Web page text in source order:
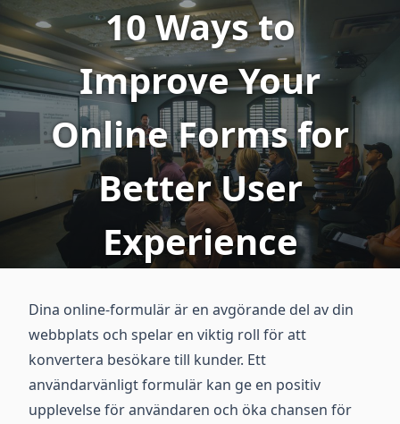
10 Ways to
Improve Your
Online Forms for
Better User
Experience
Dina online-formulär är en avgörande del av din
webbplats och spelar en viktig roll för att
konvertera besökare till kunder. Ett
användarvänligt formulär kan ge en positiv
upplevelse för användaren och öka chansen för